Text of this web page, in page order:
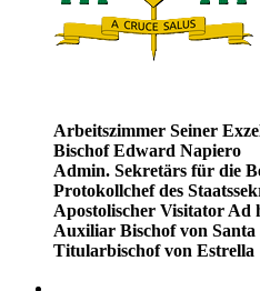
Arbeitszimmer Seiner
Bischof Edward Napiero
Admin. Sekretärs für die
Protokollchef des
Apostolischer Visitator Ad
Auxiliar Bischof von Santa
Titularbischof von Estrella